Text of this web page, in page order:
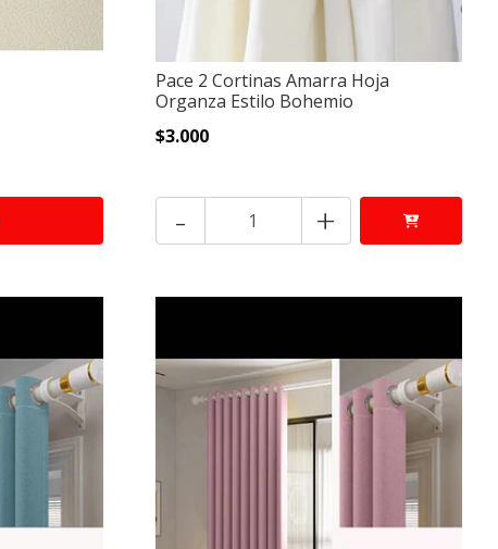
Pace 2 Cortinas Amarra Hoja
Organza Estilo Bohemio
$3.000
- +